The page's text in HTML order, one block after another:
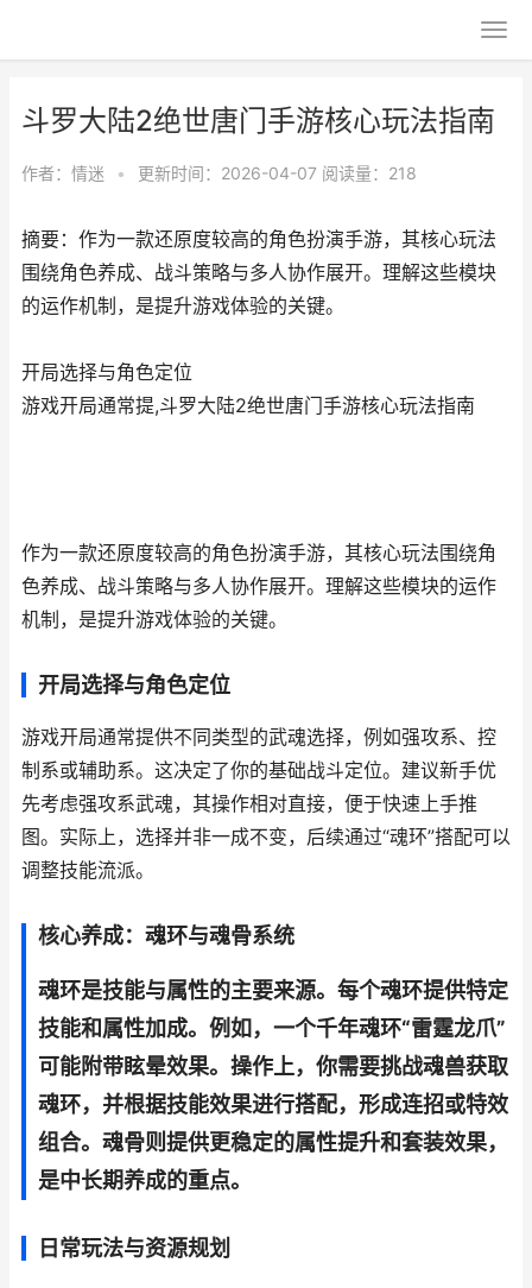
斗罗大陆2绝世唐门手游核心玩法指南
作者： 情迷 • 更新时间：2026-04-07 阅读量：218
摘要：作为一款还原度较高的角色扮演手游，其核心玩法
围绕角色养成、战斗策略与多人协作展开。理解这些模块
的运作机制，是提升游戏体验的关键。
开局选择与角色定位
游戏开局通常提,斗罗大陆2绝世唐门手游核心玩法指南
作为一款还原度较高的角色扮演手游，其核心玩法围绕角
色养成、战斗策略与多人协作展开。理解这些模块的运作
机制，是提升游戏体验的关键。
开局选择与角色定位
游戏开局通常提供不同类型的武魂选择，例如强攻系、控
制系或辅助系。这决定了你的基础战斗定位。建议新手优
先考虑强攻系武魂，其操作相对直接，便于快速上手推
图。实际上，选择并非一成不变，后续通过“魂环”搭配可以
调整技能流派。
核心养成：魂环与魂骨系统
魂环是技能与属性的主要来源。每个魂环提供特定
技能和属性加成。例如，一个千年魂环“雷霆龙爪”
可能附带眩晕效果。操作上，你需要挑战魂兽获取
魂环，并根据技能效果进行搭配，形成连招或特效
组合。魂骨则提供更稳定的属性提升和套装效果，
是中长期养成的重点。
日常玩法与资源规划